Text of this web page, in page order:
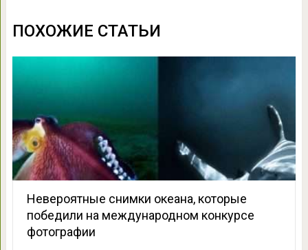
ПОХОЖИЕ СТАТЬИ
Невероятные снимки океана, которые
победили на международном конкурсе
фотографии